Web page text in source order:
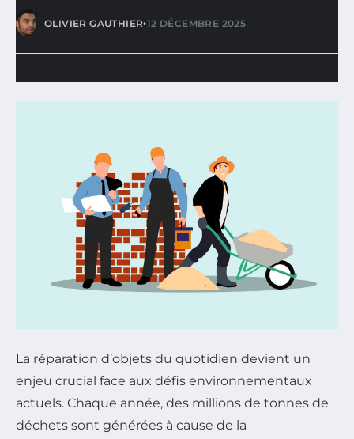
OLIVIER GAUTHIER•12 DÉCEMBRE 2025
La réparation d’objets du quotidien devient un
enjeu crucial face aux défis environnementaux
actuels. Chaque année, des millions de tonnes de
déchets sont générées à cause de la